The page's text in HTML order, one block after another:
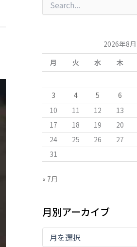
2026年8月
月
火 水 木
3
4 5 6
10
11 12 13
17
18 19 20
24
25 26 27
31
« 7月
月別アーカイブ